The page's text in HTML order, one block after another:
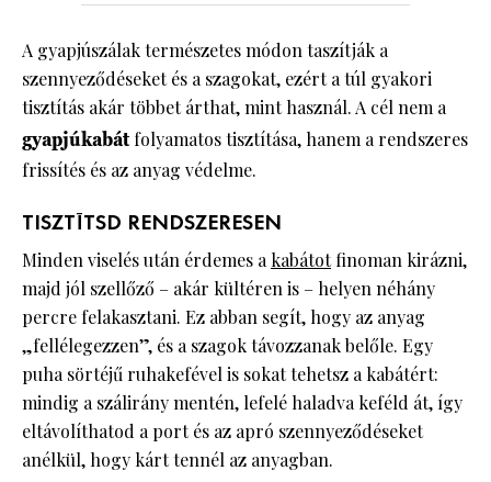
A gyapjúszálak természetes módon taszítják a
szennyeződéseket és a szagokat, ezért a túl gyakori
tisztítás akár többet árthat, mint használ. A cél nem a
gyapjúkabátfolyamatos tisztítása, hanem a rendszeres
frissítés és az anyag védelme.
TISZTÍTSD RENDSZERESEN
Minden viselés után érdemes akabátotfinoman kirázni,
majd jól szellőző – akár kültéren is – helyen néhány
percre felakasztani. Ez abban segít, hogy az anyag
„fellélegezzen”, és a szagok távozzanak belőle. Egy
puha sörtéjű ruhakefével is sokat tehetsz a kabátért:
mindig a szálirány mentén, lefelé haladva keféld át, így
eltávolíthatod a port és az apró szennyeződéseket
anélkül, hogy kárt tennél az anyagban.